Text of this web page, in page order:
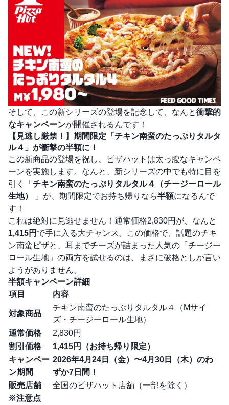
そして、この新シリーズの登場を記念して、なんと衝撃的
なキャンペーンが開催されるんです！
【見逃し厳禁！】期間限定「チキン南蛮のたっぷりタルタ
ル４」が衝撃の半額に！
この新商品の登場を祝し、ピザハットは太っ腹なキャンペ
ーンを実施します。なんと、新シリーズの中でも特に目を
引く「 チキン南蛮のたっぷりタルタル４（チージーロール
生地）
」が、期間限定でお持ち帰りなら半額になるんで
す！
これは絶対に見逃せません！通常価格2,830円が、なんと
1,415円 で手に入る大チャンス。この価格で、話題のチキ
ン南蛮ピザと、耳までチーズが詰まった人気の「チージー
ロール生地」の両方を試せるのは、まさに破格としか言い
ようがありません。
半額キャンペーン詳細
項目
内容
対象商品
チキン南蛮のたっぷりタルタル４（Mサイ
ズ・チージーロール生地）
通常価格
2,830円
割引価格
1,415円（お持ち帰り限定）
キャンペー
ン期間
2026年4月24日（金）〜4月30日（木）のわ
ずか7日間！
販売店舗
全国のピザハット店舗（一部を除く）
※注意点